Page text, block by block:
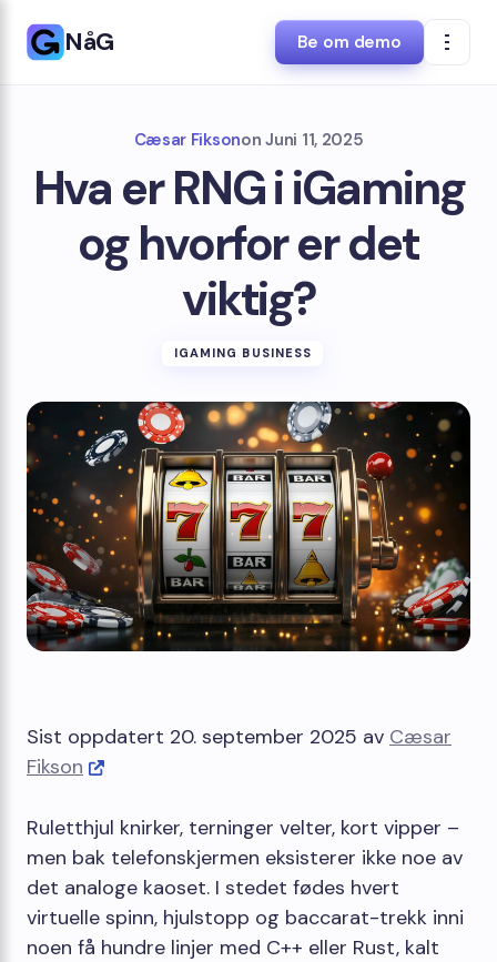
NåG Be om demo
Cæsar Fiksonon Juni 11, 2025
Hva er RNG i iGaming
og hvorfor er det
viktig?
IGAMING BUSINESS
Sist oppdatert 20. september 2025 av Cæsar
Fikson
Ruletthjul knirker, terninger velter, kort vipper –
men bak telefonskjermen eksisterer ikke noe av
det analoge kaoset. I stedet fødes hvert
virtuelle spinn, hjulstopp og baccarat-trekk inni
noen få hundre linjer med C++ eller Rust, kalt